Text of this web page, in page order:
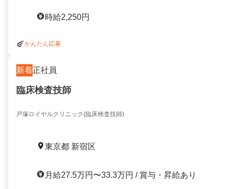
時給2,250円
かんたん応募
新着正社員
臨床検査技師
戸塚ロイヤルクリニック(臨床検査技師)
東京都 新宿区
月給27.5万円〜33.3万円 / 賞与・昇給あり